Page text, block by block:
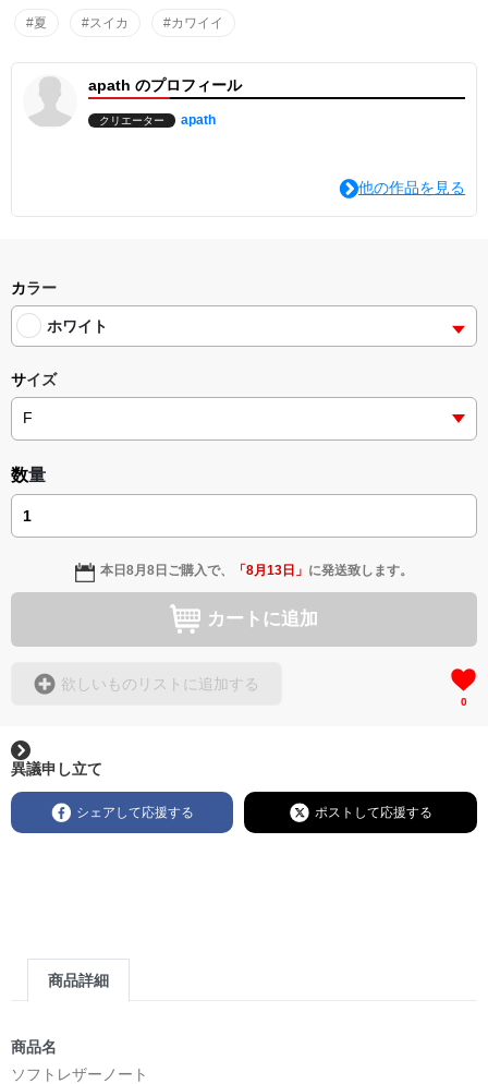
#夏 #スイカ #カワイイ
apath のプロフィール
クリエーター apath
他の作品を見る
カラー
ホワイト
サイズ
数量
本日8月8日 ご購入で、 「8月13日 」 に発送致します。
カートに追加
欲しいものリストに追加する
0
異議申し立て
シェアして応援する ポストして応援する
商品詳細
商品名
ソフトレザーノート